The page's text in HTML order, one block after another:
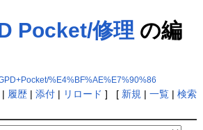
Pocket/修理 の編
%E4%BF%AE%E7%90%86
履歴| 添付| リロード ] [ 新規 | 一覧| 検索